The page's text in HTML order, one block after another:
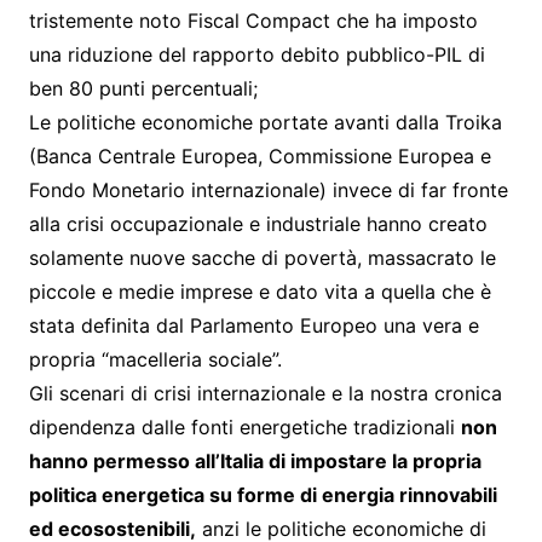
tristemente noto Fiscal Compact che ha imposto
una riduzione del rapporto debito pubblico-PIL di
ben 80 punti percentuali;
Le politiche economiche portate avanti dalla Troika
(Banca Centrale Europea, Commissione Europea e
Fondo Monetario internazionale) invece di far fronte
alla crisi occupazionale e industriale hanno creato
solamente nuove sacche di povertà, massacrato le
piccole e medie imprese e dato vita a quella che è
stata definita dal Parlamento Europeo una vera e
propria “macelleria sociale”.
Gli scenari di crisi internazionale e la nostra cronica
dipendenza dalle fonti energetiche tradizionali non
hanno permesso all’Italia di impostare la propria
politica energetica su forme di energia rinnovabili
ed ecosostenibili, anzi le politiche economiche di